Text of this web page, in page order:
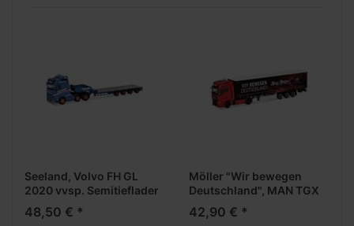
Seeland, Volvo FH GL
2020 vvsp. Semitieflader
48,50 € *
Möller "Wir bewegen
Deutschland", MAN TGX
GX vvsp. Medi
GardPlAufl.
42,90 € *